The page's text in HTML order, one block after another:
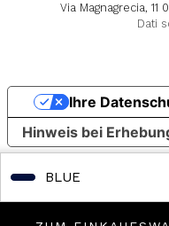
BLUE
Via Magnagrecia, 11
Dati
Hinweis bei
Ihre